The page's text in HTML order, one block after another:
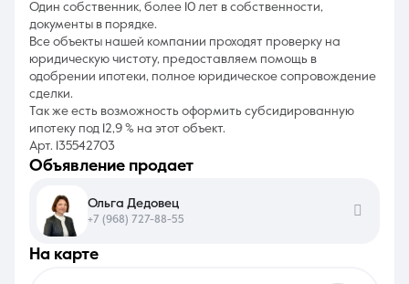
Один собственник, более 10 лет в собственности,
документы в порядке.
Все объекты нашей компании проходят проверку на
юридическую чистоту, предоставляем помощь в
одобрении ипотеки, полное юридическое сопровождение
сделки.
Так же есть возможность оформить субсидированную
ипотеку под 12,9 % на этот объект.
Арт. 135542703
на карте
объявление продает
Ольга Дедовец
+7 (968) 727-88-55